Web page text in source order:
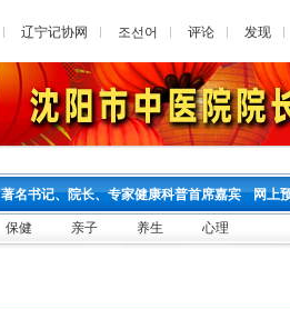
辽宁记协网 조선어 评论 发现
著名书记、院长、专家健康科普首席嘉宾 网上
保健 亲子 养生 心理